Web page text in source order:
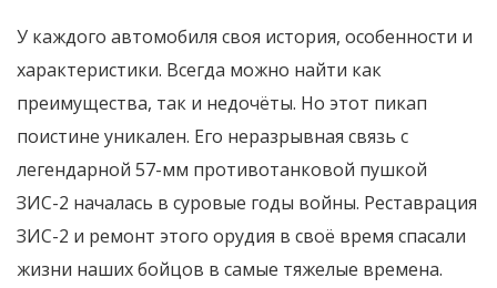
У каждого автомобиля своя история, особенности и
характеристики. Всегда можно найти как
преимущества, так и недочёты. Но этот пикап
поистине уникален. Его неразрывная связь с
легендарной 57-мм противотанковой пушкой
ЗИС-2 началась в суровые годы войны. Реставрация
ЗИС-2 и ремонт этого орудия в своё время спасали
жизни наших бойцов в самые тяжелые времена.